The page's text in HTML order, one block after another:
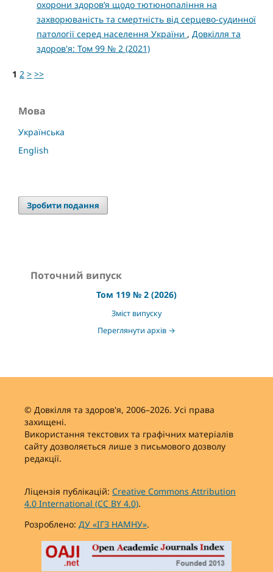
охорони здоров‘я щодо тютюнопаління на
захворюваність та смертність від серцево-судинної
патології серед населення України , Довкілля та
здоров'я: Том 99 № 2 (2021)
1 2 > >>
Мова
Українська
English
Зробити подання
Поточний випуск
Том 119 № 2 (2026)
Зміст випуску
Переглянути архів →
© Довкілля та здоров'я, 2006–2026. Усі права
захищені.
Використання текстових та графічних матеріалів
сайту дозволяється лише з письмового дозволу
редакції.
Ліцензія публікацій: Creative Commons Attribution
4.0 International (CC BY 4.0).
Розроблено: ДУ «ІГЗ НАМНУ».